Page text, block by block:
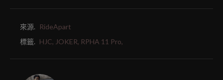
來源.
RideApart
標籤. HJC, JOKER, RPHA 11 Pro,